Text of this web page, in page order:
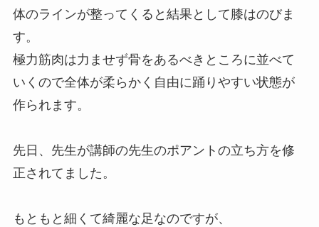
体のラインが整ってくると結果として膝はのびま
す。
極力筋肉は力ませず骨をあるべきところに並べて
いくので全体が柔らかく自由に踊りやすい状態が
作られます。
先日、先生が講師の先生のポアントの立ち方を修
正されてました。
もともと細くて綺麗な足なのですが、